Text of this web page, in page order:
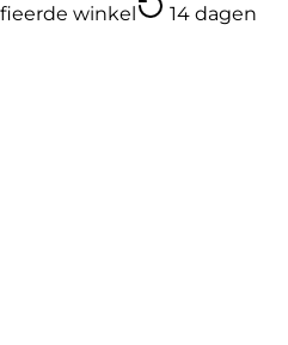
winkel
14 dagen